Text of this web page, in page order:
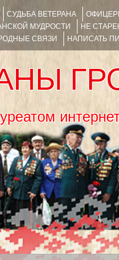
СУДЬБА ВЕТЕРАНА
МУДРОСТИ НЕ
СВЯЗИ НАПИСАТЬ